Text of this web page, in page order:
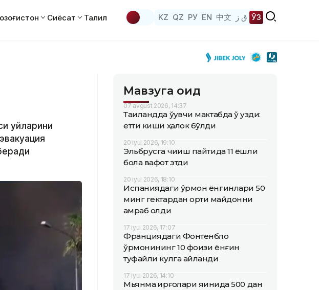
Сиёсат Таҳлил KZ QZ РУ EN 中文 ق ز ЎЗ
уйларини
Мавзуга оид
07 avgust 2026, 14:37
Таиландда ўқувчи мактабда ўқ узди:
етти киши ҳалок бўлди
20 iyul 2026, 19:10
Эльбрусга чиқиш пайтида 11 ёшли
бола вафот этди
20 iyul 2026, 18:10
Испаниядаги ўрмон ёнғинлари 50
минг гектардан ортиқ майдонни
қамраб олди
17 iyul 2026, 17:07
Франциядаги Фонтенбло
ўрмонининг 10 фоизи ёнғин
туфайли кулга айланди
17 iyul 2026, 14:10
Мьянма қирғоқлари яқинида 500 дан